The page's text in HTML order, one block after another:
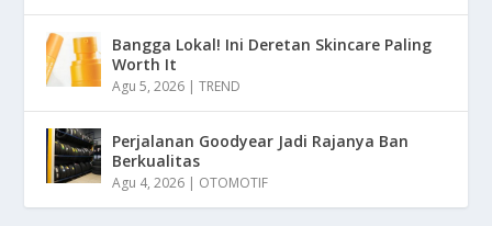
Bangga Lokal! Ini Deretan Skincare Paling
Worth It
Agu 5, 2026 |TREND
Perjalanan Goodyear Jadi Rajanya Ban
Berkualitas
Agu 4, 2026 | OTOMOTIF